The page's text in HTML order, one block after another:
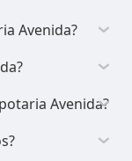
Avenida?
Avenida?